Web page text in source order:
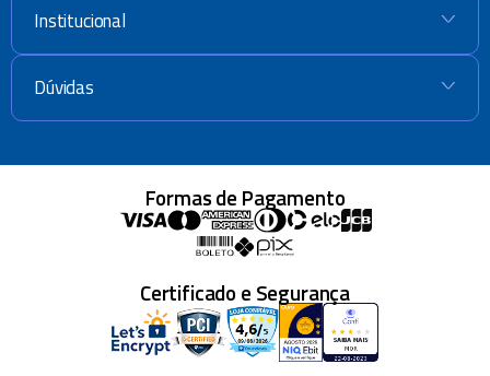
Institucional +
Dúvidas +
Formas de Pagamento
Certificado e Segurança